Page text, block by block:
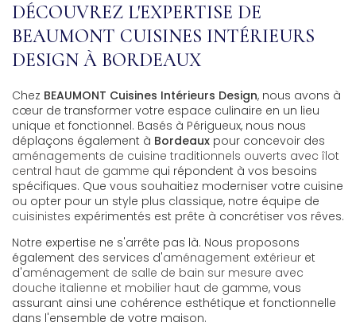
DÉCOUVREZ L'EXPERTISE DE
BEAUMONT CUISINES INTÉRIEURS
DESIGN À BORDEAUX
Chez BEAUMONT Cuisines Intérieurs Design, nous avons à
cœur de transformer votre espace culinaire en un lieu
unique et fonctionnel. Basés à Périgueux, nous nous
déplaçons également à Bordeaux pour concevoir des
aménagements de cuisine traditionnels ouverts avec îlot
central haut de gamme qui répondent à vos besoins
spécifiques. Que vous souhaitiez moderniser votre cuisine
ou opter pour un style plus classique, notre équipe de
cuisinistes expérimentés est prête à concrétiser vos rêves.
Notre expertise ne s'arrête pas là. Nous proposons
également des services d'aménagement extérieur et
d'aménagement de salle de bain sur mesure avec
douche italienne et mobilier haut de gamme, vous
assurant ainsi une cohérence esthétique et fonctionnelle
dans l'ensemble de votre maison.